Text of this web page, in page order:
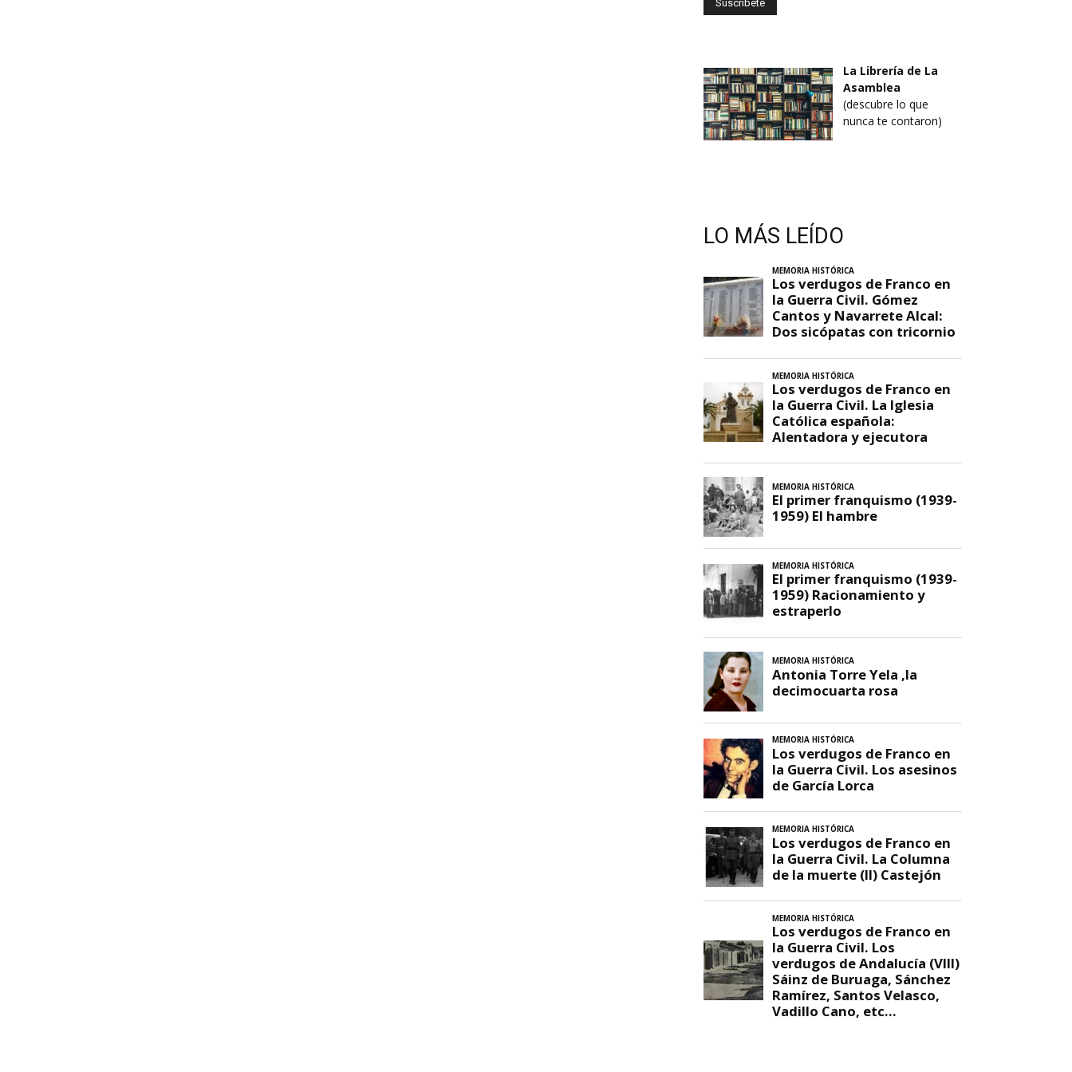
La Librería de La
Asamblea
(descubre lo que
nunca te contaron)
LO MÁS LEÍDO